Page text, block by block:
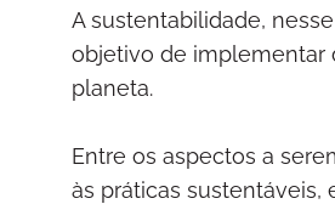
A sustentabilidade,
objetivo de implementar
planeta.
Entre os aspectos a
às práticas sustentáveis,